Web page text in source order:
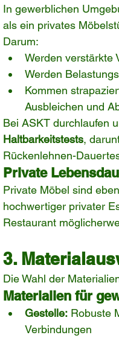
In gewerblichen
als ein privates
Darum:
Werden verstärkte
Werden
Kommen
Ausbleichen und
Bei ASKT durchlaufen
Haltbarkeitstests,
Rückenlehnen-
Private
Private Möbel sind
hochwertiger privater
Restaurant
3.
Die Wahl der
Materialien für
Gestelle: Robuste
Verbindungen